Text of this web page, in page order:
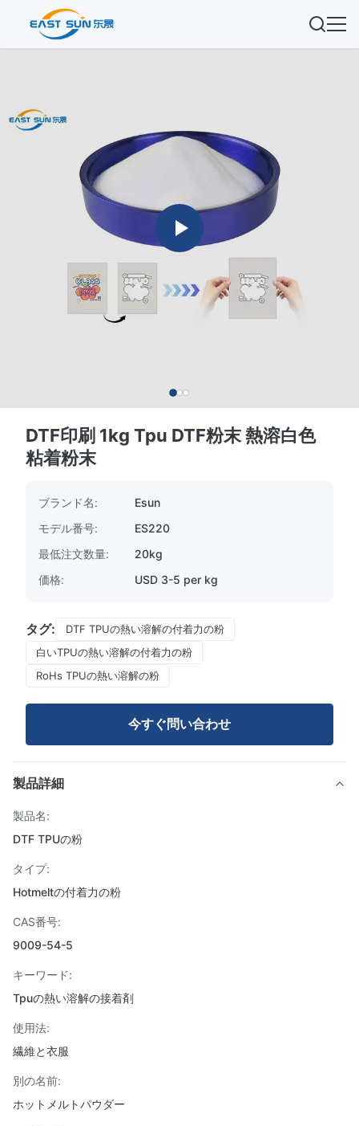
DTF印刷 1kg Tpu DTF粉末 熱溶白色
粘着粉末
ブランド名:
Esun
モデル番号:
ES220
最低注文数量:
20kg
価格:
USD 3-5 per kg
タグ:
DTF TPUの熱い溶解の付着力の粉
白いTPUの熱い溶解の付着力の粉
RoHs TPUの熱い溶解の粉
今すぐ問い合わせ
製品詳細
製品名:
DTF TPUの粉
タイプ:
Hotmeltの付着力の粉
CAS番号:
9009-54-5
キーワード:
Tpuの熱い溶解の接着剤
使用法:
繊維と衣服
別の名前:
ホットメルトパウダー